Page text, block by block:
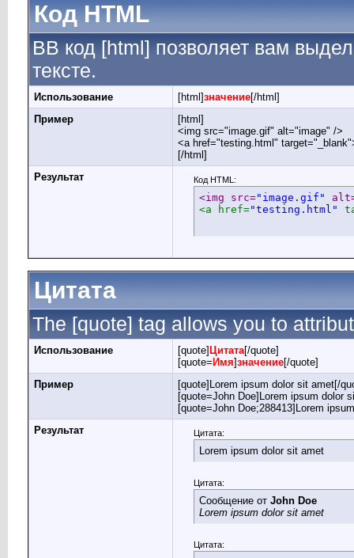
Код HTML
BB код [html] позволяет вам
тексте.
Использование [html]значение[/html]
Пример
[html]
<img src="image.gif" alt="image" />
<a href="testing.html"
[/html]
Результат
Код HTML:
<img src="image.gif"
<a href="testing.html"
Цитата
The [quote] tag allows you to
Использование [quote] Цитата[/quote]
[quote= Имя]значение[/quote]
Пример
[quote]Lorem ipsum dolor sit amet[/
[quote=John Doe]Lorem ipsum dolor
[quote=John Doe;288413]Lorem
Результат
Цитата:
Lorem ipsum dolor sit amet
Цитата:
Сообщение от John Doe
Lorem ipsum dolor sit amet
Цитата: